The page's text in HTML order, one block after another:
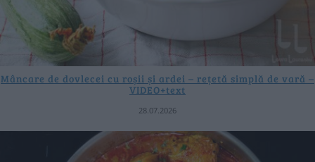
Mâncare de dovlecei cu roșii și ardei – rețetă simplă de vară –
VIDEO+text
28.07.2026